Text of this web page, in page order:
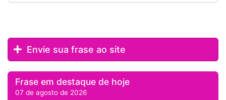
Envie sua frase ao site
Frase em destaque de hoje
07 de agosto de 2026